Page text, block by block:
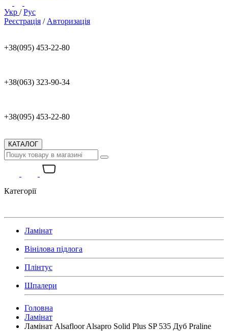
Укр /Рус
Реєстрація / Авторизація
+38(095) 453-22-80
+38(063) 323-90-34
+38(095) 453-22-80
КАТАЛОГ
Категорії
Ламінат
Вінілова підлога
Плінтус
Шпалери
Головна
Ламінат
Ламінат Alsafloor Alsapro Solid Plus SP 535 Дуб Praline